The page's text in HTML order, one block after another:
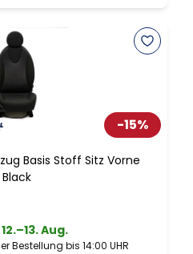
-15%
Basis Stoff Sitz Vorne
12.–13. Aug.
Bestellung bis 14:00 UHR